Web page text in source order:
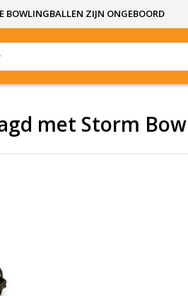
BOWLINGBALLEN ZIJN ONGEBOORD
met Storm